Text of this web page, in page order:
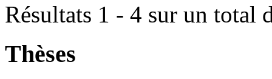
Résultats 1 - 4 sur un total
Thèses